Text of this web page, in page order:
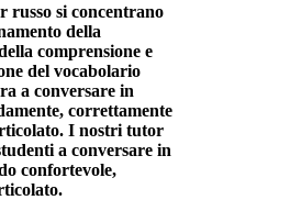
russo si concentrano
della
comprensione e
del vocabolario
a conversare in
correttamente
I nostri tutor
a conversare in
confortevole,